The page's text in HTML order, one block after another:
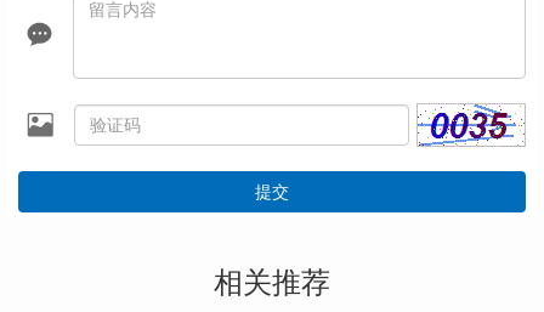
提交
相关推荐